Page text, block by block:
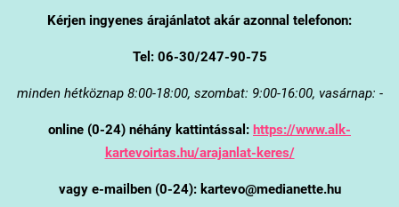
Kérjen ingyenes árajánlatot akár azonnal telefonon:
Tel: 06-30/247-90-75
minden hétköznap 8:00-18:00, szombat: 9:00-16:00, vasárnap: -
online (0-24) néhány kattintással: https://www.alk-
kartevoirtas.hu/arajanlat-keres/
vagy e-mailben (0-24): kartevo@medianette.hu